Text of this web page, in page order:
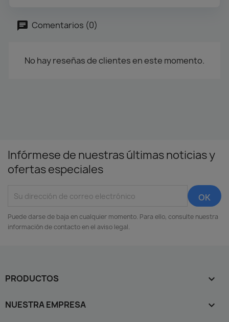
Comentarios (0)
No hay reseñas de clientes en este momento.
Infórmese de nuestras últimas noticias y
ofertas especiales
Puede darse de baja en cualquier momento. Para ello, consulte nuestra
información de contacto en el aviso legal.
PRODUCTOS 
NUESTRA EMPRESA 